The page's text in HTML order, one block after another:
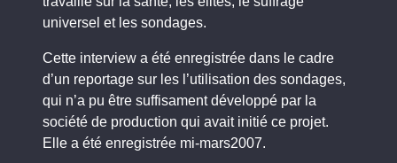
universel et les sondages.
Cette interview a été enregistrée dans le cadre
d’un reportage sur les l’utilisation des sondages,
qui n’a pu être suffisament développé par la
société de production qui avait initié ce projet.
Elle a été enregistrée mi-mars2007.